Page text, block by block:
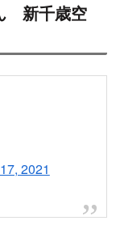
新千歳空
2021